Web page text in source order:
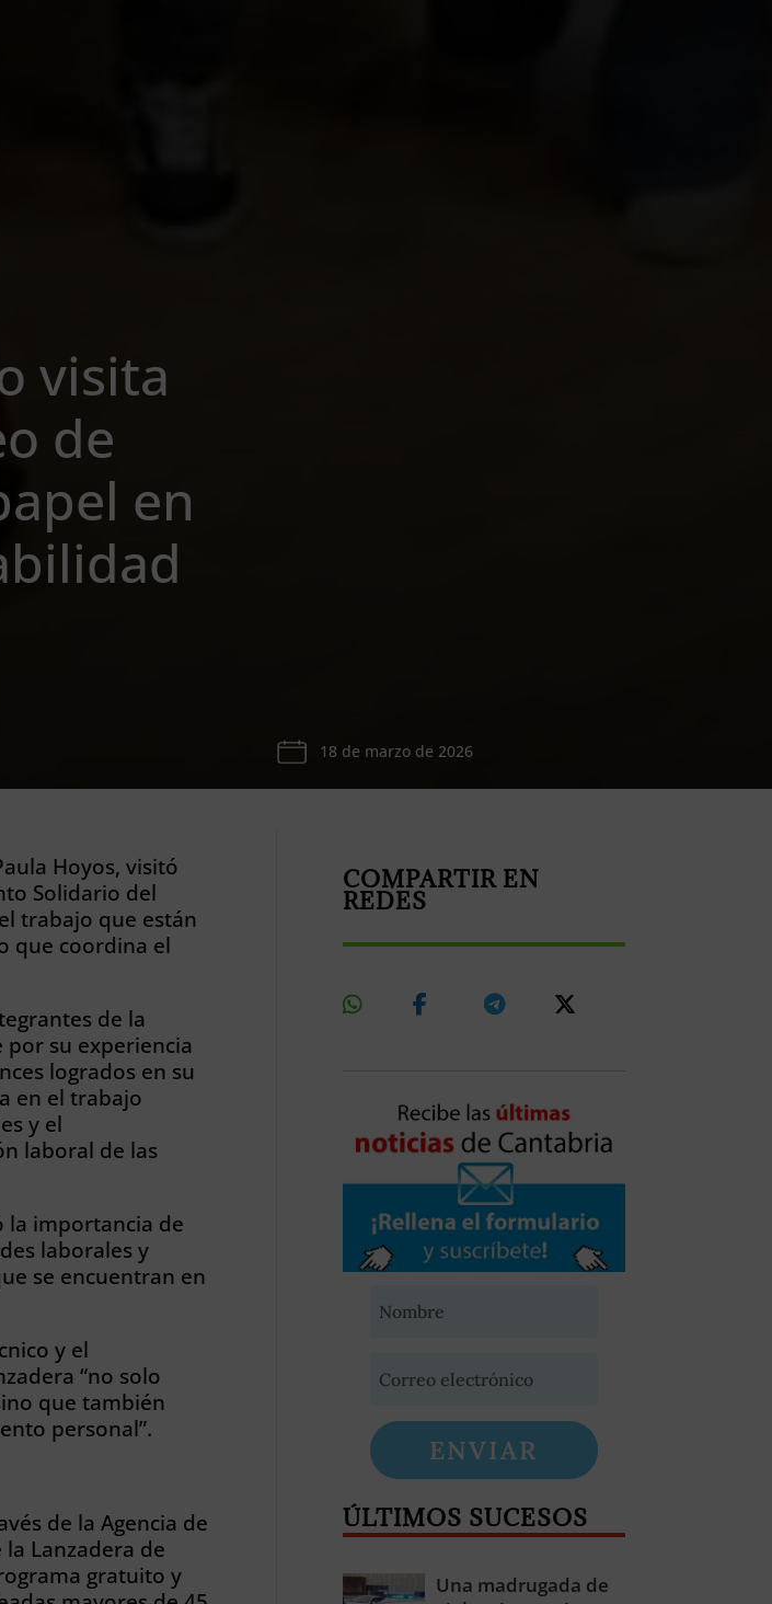
visita
de
en
18 de marzo de 2026
Hoyos, visitó
Solidario del
trabajo que están
que coordina el
de la
su experiencia
logrados en su
en el trabajo
y el
laboral de las
la importancia de
laborales y
se encuentran en
y el
“no solo
que también
personal”.
de la Agencia de
Lanzadera de
gratuito y
COMPARTIR EN
REDES
ENVIAR
ÚLTIMOS SUCESOS
Una madrugada de